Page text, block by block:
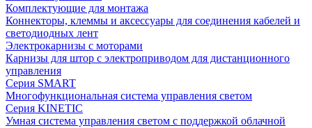
Комплектующие для монтажа
Коннекторы, клеммы и аксессуары для соединения кабелей и
светодиодных лент
Электрокарнизы с моторами
Карнизы для штор с электроприводом для дистанционного
управления
Серия SMART
Многофункциональная система управления светом
Серия KINETIC
Умная система управления светом с поддержкой облачной